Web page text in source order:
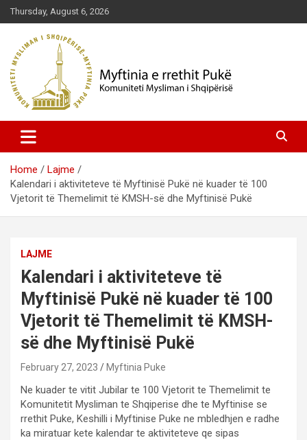
Skip
to
content
Thursday, August 6, 2026
Myftinia Pukë | Faqja Zyrtare
Home
Lajme
Kalendari i aktiviteteve të Myftinisë Pukë në kuader të 100
Vjetorit të Themelimit të KMSH-së dhe Myftinisë Pukë
LAJME
Kalendari i aktiviteteve të
Myftinisë Pukë në kuader të 100
Vjetorit të Themelimit të KMSH-
së dhe Myftinisë Pukë
February 27, 2023 Myftinia Puke
Ne kuader te vitit Jubilar te 100 Vjetorit te Themelimit te
Komunitetit Mysliman te Shqiperise dhe te Myftinise se
rrethit Puke, Keshilli i Myftinise Puke ne mbledhjen e radhe
ka miratuar kete kalendar te aktiviteteve qe sipas